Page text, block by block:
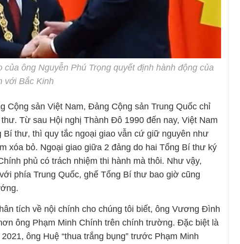
của ông Nguyễn Phú Trọng quyết định hành động của
với Bắc Kinh
Cộng sản Việt Nam, Đảng Cộng sản Trung Quốc chỉ
Từ sau Hội nghị Thành Đô 1990 đến nay, Việt Nam
Bí thư, thì quy tắc ngoại giao vẫn cứ giữ nguyên như
xóa bỏ. Ngoại giao giữa 2 đảng do hai Tổng Bí thư ký
phủ có trách nhiệm thi hành mà thôi. Như vậy,
phía Trung Quốc, ghế Tổng Bí thư bao giờ cũng
tích về nội chính cho chúng tôi biết, ông Vương Đình
ông Phạm Minh Chính trên chính trường. Đặc biệt là
ông Huệ “thua trắng bụng” trước Phạm Minh